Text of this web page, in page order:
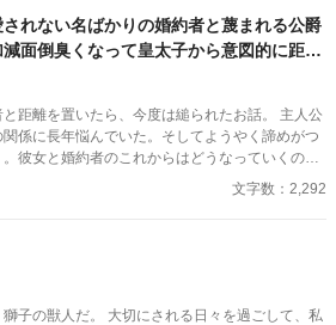
れない名ばかりの婚約者と蔑まれる公爵
面倒臭くなって皇太子から意図的に距離
ちから迫ってきた。なんで？
離を置いたら、今度は縋られたお話。 主人公
係に長年悩んでいた。そしてようやく諦めがつ
彼女と婚約者のこれからはどうなっていくのだ
文字数：2,292
切にされる日々を過ごして、私